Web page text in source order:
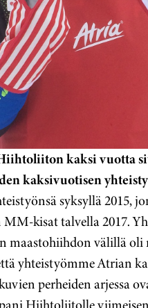
kaksi vuotta
kaksivuotisen
syksyllä 2015,
kisat talvella 2017.
maastohiihdon välillä oli
yhteistyömme Atrian
perheiden arjessa